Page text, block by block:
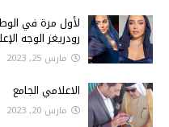
لأول مرة في
رودريغز الوجه
مارس 25, 2023
الاعلامي الجامع
مارس 20, 2023